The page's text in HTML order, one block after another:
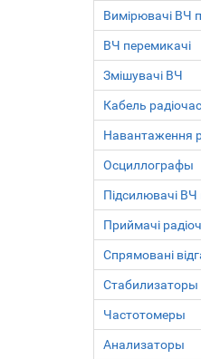
Вимірювачі ВЧ
ВЧ перемикачі
Змішувачі ВЧ
Кабель
Навантаження
Осциллографы
Підсилювачі ВЧ
Приймачі
Спрямовані
Частотомеры
Анализаторы